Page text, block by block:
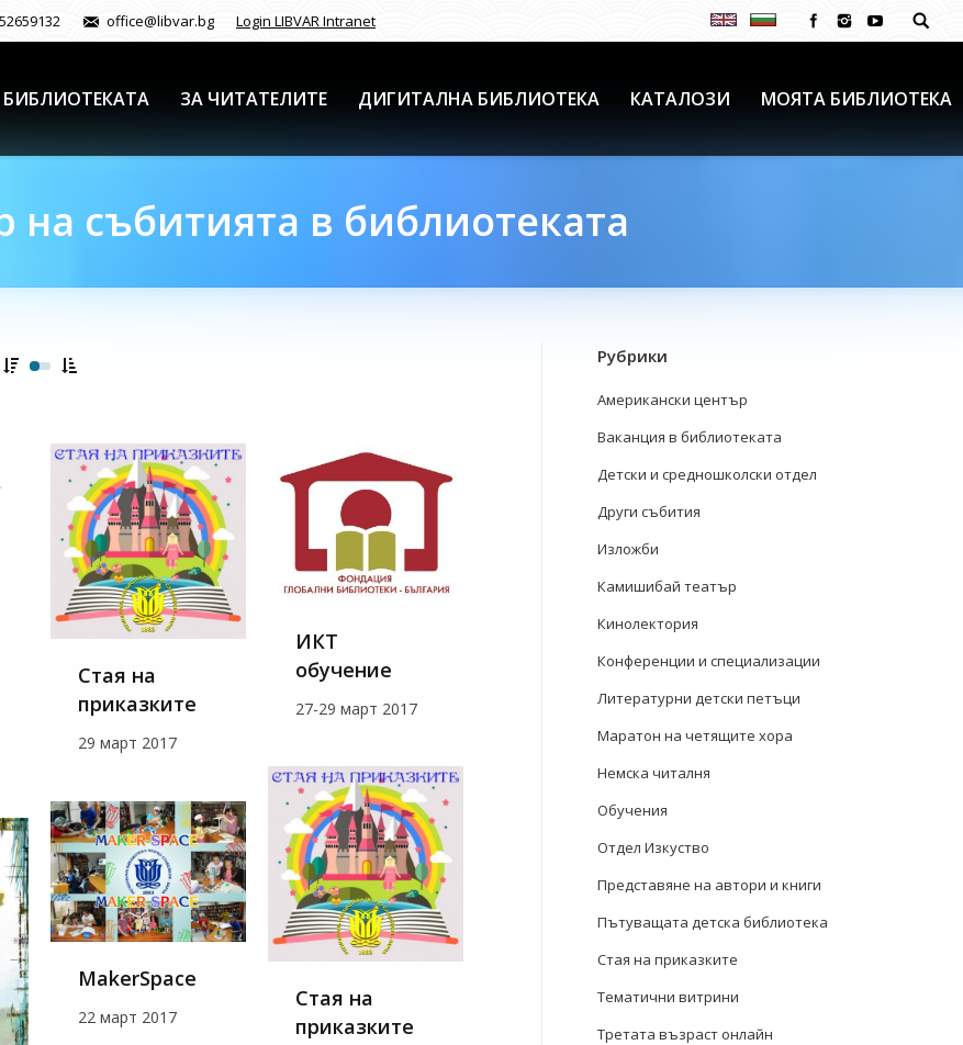
office@libvar.bg Login LIBVAR Intranet
БИБЛИОТЕКАТА ЗА ЧИТАТЕЛИТЕ ДИГИТАЛНА БИБЛИОТЕКА КАТАЛОЗИ МОЯТА БИБЛИОТЕКА
на събитията в библиотеката
Стая на
приказките
29 март 2017
ИКТ
обучение
27-29 март 2017
Стая на
приказките
MakerSpace
22 март 2017
Рубрики
Американски център
Ваканция в библиотеката
Детски и средношколски отдел
Други събития
Изложби
Камишибай театър
Кинолектория
Конференции и специализации
Литературни детски петъци
Маратон на четящите хора
Немска читалня
Обучения
Отдел Изкуство
Представяне на автори и книги
Пътуващата детска библиотека
Стая на приказките
Тематични витрини
Третата възраст онлайн